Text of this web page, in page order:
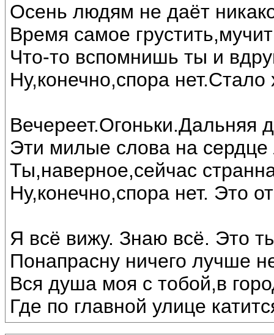
Осень людям не даёт
Время самое
Что-то вспомнишь ты и
Ну,конечно,спора нет.Стало
Вечереет.Огоньки.Дальняя
Эти милые слова на сердце
Ты,наверное,сейчас
Ну,конечно,спора нет. Это
Я всё вижу. Знаю всё. Это
Понапрасну ничего лучше
Вся душа моя с тобой,в
Где по главной улице